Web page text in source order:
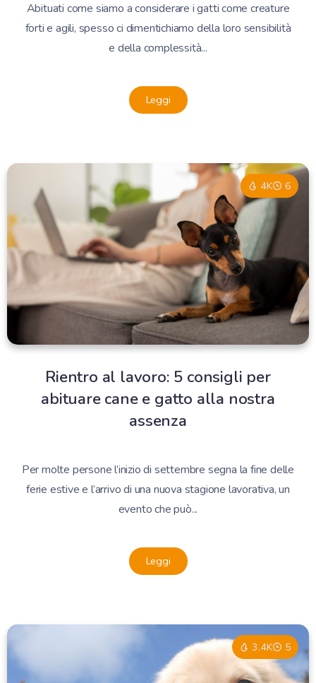
Abituati come siamo a considerare i gatti come creature
forti e agili, spesso ci dimentichiamo della loro sensibilità
e della complessità...
Leggi
4K 6
Rientro al lavoro: 5 consigli per
abituare cane e gatto alla nostra
assenza
Per molte persone l’inizio di settembre segna la fine delle
ferie estive e l’arrivo di una nuova stagione lavorativa, un
evento che può...
Leggi
3.4K 5